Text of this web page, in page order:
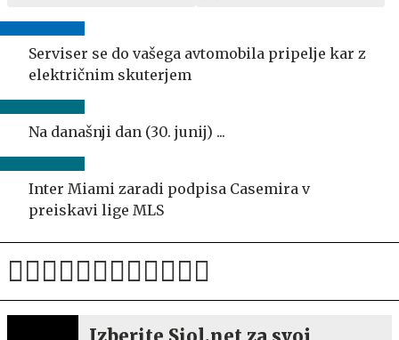
Serviser se do vašega avtomobila pripelje kar z
električnim skuterjem
Na današnji dan (30. junij) ...
Inter Miami zaradi podpisa Casemira v
preiskavi lige MLS